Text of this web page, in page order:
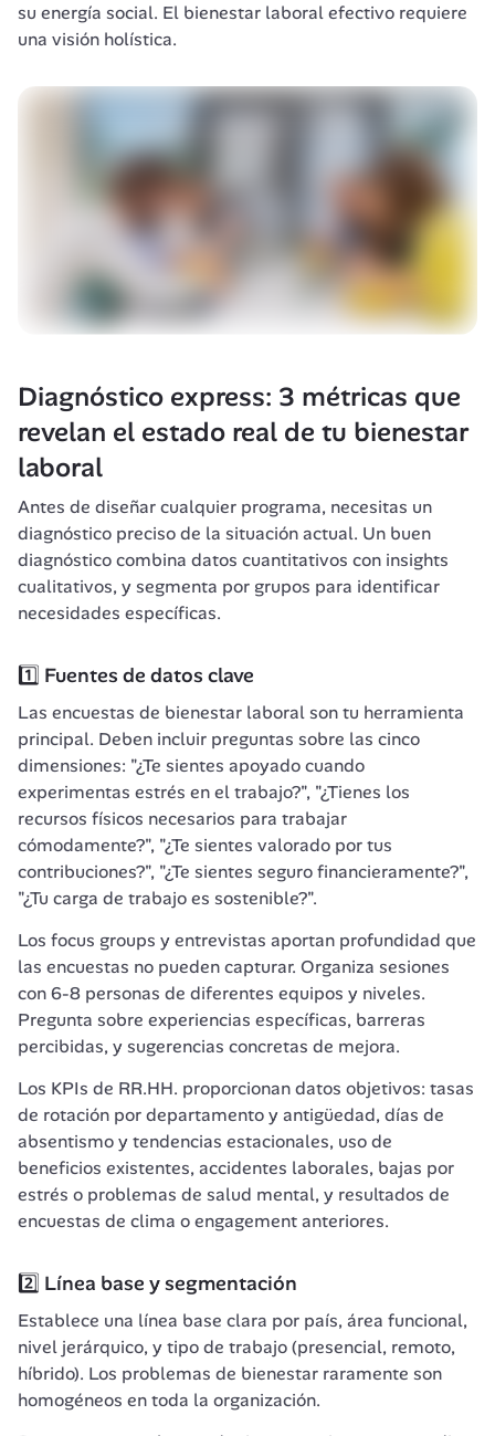
su energía social. El bienestar laboral efectivo requiere
una visión holística.
Diagnóstico express: 3 métricas que
revelan el estado real de tu bienestar
laboral
Antes de diseñar cualquier programa, necesitas un
diagnóstico preciso de la situación actual. Un buen
diagnóstico combina datos cuantitativos con insights
cualitativos, y segmenta por grupos para identificar
necesidades específicas.
1️⃣ Fuentes de datos clave
Las encuestas de bienestar laboral son tu herramienta
principal. Deben incluir preguntas sobre las cinco
dimensiones: "¿Te sientes apoyado cuando
experimentas estrés en el trabajo?", "¿Tienes los
recursos físicos necesarios para trabajar
cómodamente?", "¿Te sientes valorado por tus
contribuciones?", "¿Te sientes seguro financieramente?",
"¿Tu carga de trabajo es sostenible?".
Los focus groups y entrevistas aportan profundidad que
las encuestas no pueden capturar. Organiza sesiones
con 6-8 personas de diferentes equipos y niveles.
Pregunta sobre experiencias específicas, barreras
percibidas, y sugerencias concretas de mejora.
Los KPIs de RR.HH. proporcionan datos objetivos: tasas
de rotación por departamento y antigüedad, días de
absentismo y tendencias estacionales, uso de
beneficios existentes, accidentes laborales, bajas por
estrés o problemas de salud mental, y resultados de
encuestas de clima o engagement anteriores.
2️⃣ Línea base y segmentación
Establece una línea base clara por país, área funcional,
nivel jerárquico, y tipo de trabajo (presencial, remoto,
híbrido). Los problemas de bienestar raramente son
homogéneos en toda la organización.